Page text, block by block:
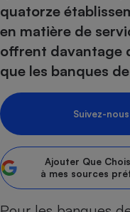
quatorze
en matière de
offrent davantage
que les banques
Suivez-nous
Ajouter Que
à mes sources
Choisir son fioul
Choisir son pellet
Comparateur
Energie Moins
Tous les
Toutes les cartes